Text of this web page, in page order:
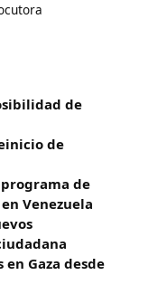
de
de
de
Venezuela
Gaza desde